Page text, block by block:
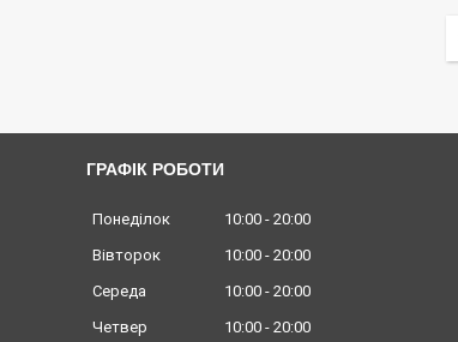
ГРАФІК РОБОТИ
Понеділок 10:00
20:00
Вівторок
10:00
20:00
Середа
10:00
20:00
Четвер
10:00 20:00